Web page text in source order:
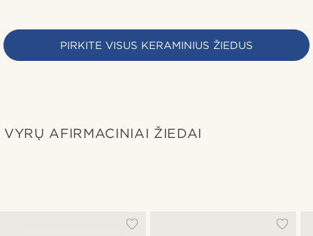
PIRKITE VISUS KERAMINIUS ŽIEDUS
VYRŲ AFIRMACINIAI ŽIEDAI